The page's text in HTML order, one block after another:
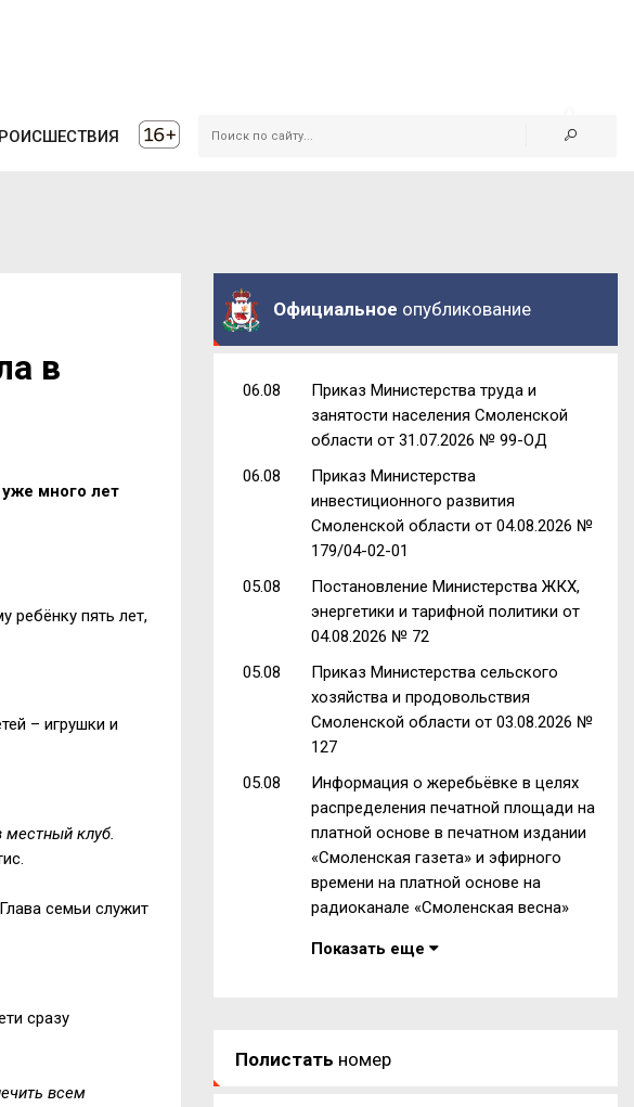
в
много лет
ребёнку пять лет,
– игрушки и
местный клуб.
семьи служит
сразу
всем
Официальное опубликование
06.08
Приказ Министерства труда и
занятости населения Смоленской
области от 31.07.2026 № 99-ОД
06.08
Приказ Министерства
инвестиционного развития
Смоленской области от 04.08.2026 №
179/04-02-01
05.08
Постановление Министерства ЖКХ,
энергетики и тарифной политики от
04.08.2026 № 72
05.08
Приказ Министерства сельского
хозяйства и продовольствия
Смоленской области от 03.08.2026 №
127
05.08
Информация о жеребьёвке в целях
распределения печатной площади на
платной основе в печатном издании
«Смоленская газета» и эфирного
времени на платной основе на
радиоканале «Смоленская весна»
Показать еще
Полистать номер